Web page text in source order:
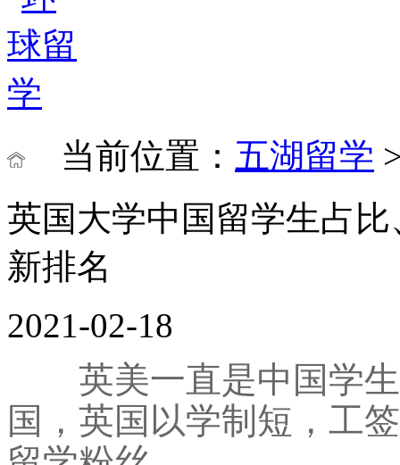
当前位置： 五湖留学
英国大学中国留学生占
新排名
2021-02-18
英美一直是中国学生
国，英国以学制短，工